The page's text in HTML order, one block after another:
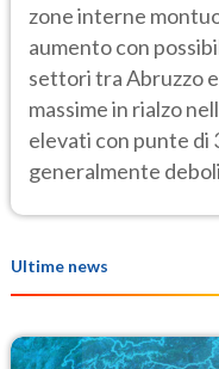
zone interne
aumento con
settori tra Abruzzo
massime in rialzo
elevati con punte di
generalmente
Ultime news